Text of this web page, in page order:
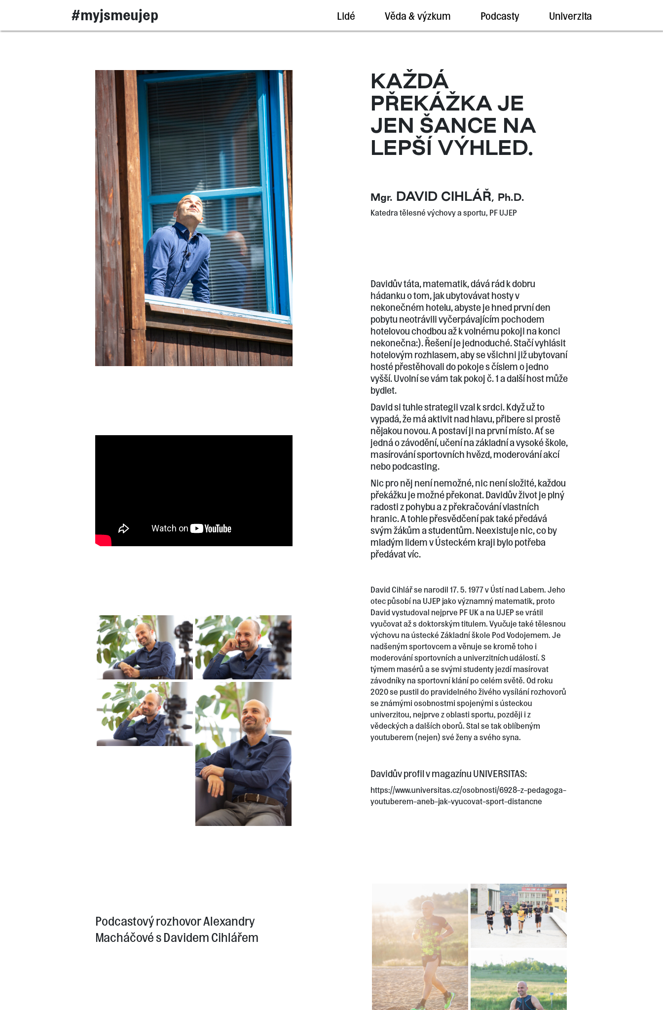
#myjsmeujep Lidé Věda & výzkum Podcasty Univerzita
KAŽDÁ
PŘEKÁŽKA JE
JEN ŠANCE NA
LEPŠÍ VÝHLED.
Mgr. DAVID CIHLÁŘ, Ph.D.
Katedra tělesné výchovy a sportu, PF UJEP
Davidův táta, matematik, dává rád k dobru
hádanku o tom, jak ubytovávat hosty v
nekonečném hotelu, abyste je hned první den
pobytu neotrávili vyčerpávajícím pochodem
hotelovou chodbou až k volnému pokoji na konci
nekonečna:). Řešení je jednoduché. Stačí vyhlásit
hotelovým rozhlasem, aby se všichni již ubytovaní
hosté přestěhovali do pokoje s číslem o jedno
vyšší. Uvolní se vám tak pokoj č. 1 a další host může
bydlet.
David si tuhle strategii vzal k srdci. Když už to
vypadá, že má aktivit nad hlavu, přibere si prostě
nějakou novou. A postaví ji na první místo. Ať se
jedná o závodění, učení na základní a vysoké škole,
masírování sportovních hvězd, moderování akcí
nebo podcasting.
Nic pro něj není nemožné, nic není složité, každou
překážku je možné překonat. Davidův život je plný
radosti z pohybu a z překračování vlastních
hranic. A tohle přesvědčení pak také předává
svým žákům a studentům. Neexistuje nic, co by
mladým lidem v Ústeckém kraji bylo potřeba
předávat víc.
David Cihlář se narodil 17. 5. 1977 v Ústí nad Labem. Jeho
otec působí na UJEP jako významný matematik, proto
David vystudoval nejprve PF UK a na UJEP se vrátil
vyučovat až s doktorským titulem. Vyučuje také tělesnou
výchovu na ústecké Základní škole Pod Vodojemem. Je
nadšeným sportovcem a věnuje se kromě toho i
moderování sportovních a univerzitních událostí. S
týmem masérů a se svými studenty jezdí masírovat
závodníky na sportovní klání po celém světě. Od roku
2020 se pustil do pravidelného živého vysílání rozhovorů
se známými osobnostmi spojenými s ústeckou
univerzitou, nejprve z oblasti sportu, později i z
vědeckých a dalších oborů. Stal se tak oblíbeným
youtuberem (nejen) své ženy a svého syna.
Davidův profil v magazínu UNIVERSITAS:
https://www.universitas.cz/osobnosti/6928-z-pedagoga-
youtuberem-aneb-jak-vyucovat-sport-distancne
Podcastový rozhovor Alexandry
Macháčové s Davidem Cihlářem